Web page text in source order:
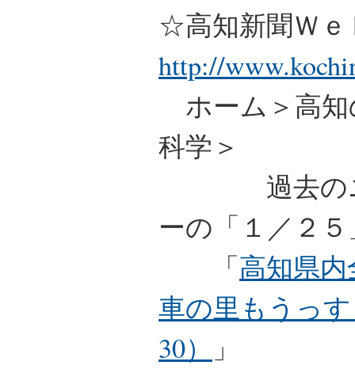
☆高知新聞Ｗ
http://
ホーム＞高知
科学＞
過去のニ
ーの「１／２
「高知県
車の里もうっ
30）
」